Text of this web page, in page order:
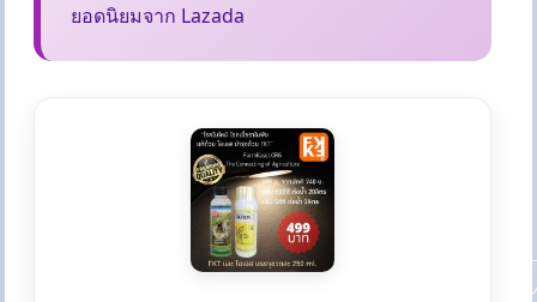
ยอดนิยมจาก Lazada